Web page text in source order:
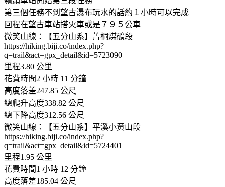
第三個任務不到望古瀑布玩水的話約１小時可以完成
回程在望古車站搭火車或是７９５公車
微笑山線：【五分山系】菁桐煤礦段
https://hiking.biji.co/index.php?
q=trail&act=gpx_detail&id=5723090
里程3.80 公里
花費時間2 小時 11 分鐘
高度落差247.85 公尺
總爬升高度338.82 公尺
總下降高度312.56 公尺
微笑山線：【五分山系】平溪小黃山段
https://hiking.biji.co/index.php?
q=trail&act=gpx_detail&id=5724401
里程1.95 公里
花費時間1 小時 12 分鐘
高度落差185.04 公尺